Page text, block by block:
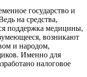
государство и
на средства,
поддержка медицины,
возникают
и народом,
Именно для
налоговое